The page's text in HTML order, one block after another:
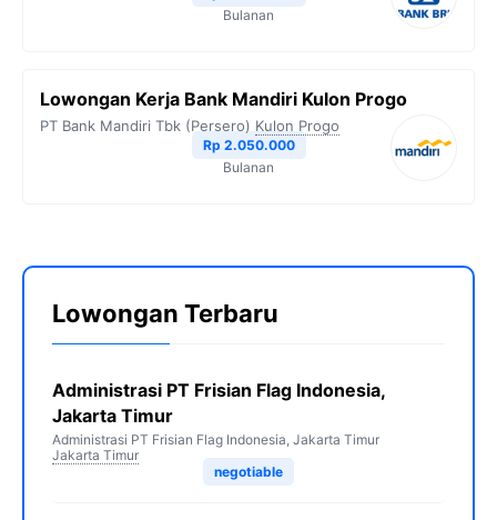
Bulanan
Lowongan Kerja Bank Mandiri Kulon Progo
PT Bank Mandiri Tbk (Persero) Kulon Progo
Rp 2.050.000
Bulanan
Lowongan Terbaru
Administrasi PT Frisian Flag Indonesia,
Jakarta Timur
Administrasi PT Frisian Flag Indonesia, Jakarta Timur
Jakarta Timur
negotiable